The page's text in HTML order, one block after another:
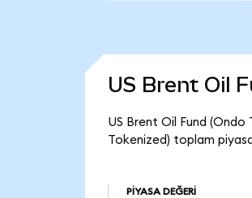
US Brent Oil
US Brent Oil Fund (Ondo
Tokenized) toplam
PIYASA DEĞERI